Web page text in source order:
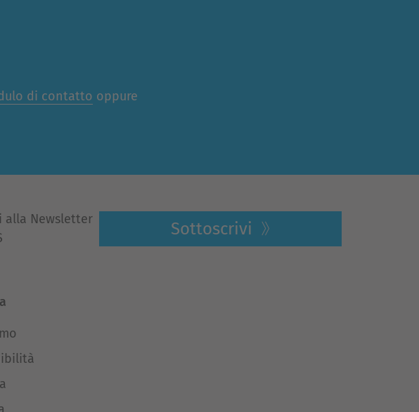
di contatto oppure
alla Newsletter
Sottoscrivi